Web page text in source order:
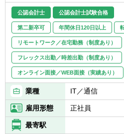
human-
■環境の魅力
わたしたちは社
く」を楽しんで
て財務としては
支え、経営直下
かりの組織の中
面白さを味わう
■募集背景：会社
つことなく、自
■未経験の事柄に
姿勢のある方
また、予算の作
門との進捗管理
ビジネスを財務
部門とも提携し
力として 不確実
値管理や財務分
スリーダーへ冷
い 適切にリスク
ら目標を達成さ
ディフェンス両
成長にダイレク
公認会計士 公認会計士試験合格
第二新卒可 年間休日120日以上
リモートワーク／在宅勤務（制度あり）
フレックス出勤／時差出勤（制度あり）
オンライン面接／WEB面接（実績あり）
業種 IT／通信
雇用形態 正社員
最寄駅